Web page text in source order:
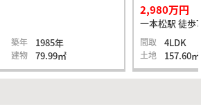
築年 1985年
建物 79.99㎡
2,980万円
一本松駅 徒歩
間取 4LDK
土地 157.60㎡